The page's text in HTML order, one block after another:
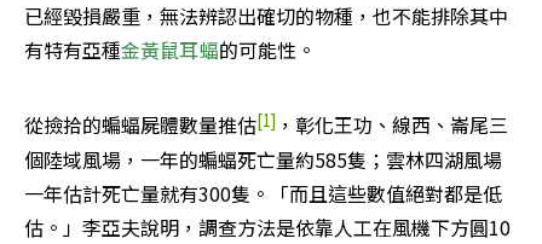
已經毀損嚴重，無法辨認出確切的物種，也不能排除其中
有特有亞種金黃鼠耳蝠的可能性。
從撿拾的蝙蝠屍體數量推估[1] ，彰化王功、線西、崙尾三
個陸域風場，一年的蝙蝠死亡量約585隻；雲林四湖風場
一年估計死亡量就有300隻。「而且這些數值絕對都是低
估。」李亞夫說明，調查方法是依靠人工在風機下方圓10